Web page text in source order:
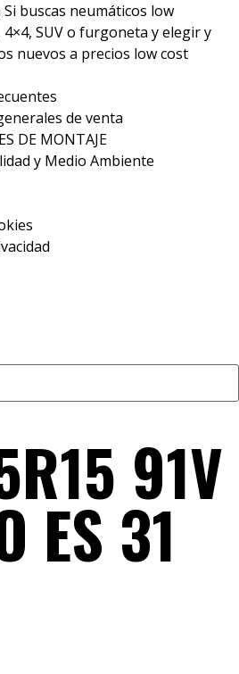
buscas neumáticos low
SUV o furgoneta y elegir y
nuevos a precios low cost
de venta
DE MONTAJE
y Medio Ambiente
91V
ES 31